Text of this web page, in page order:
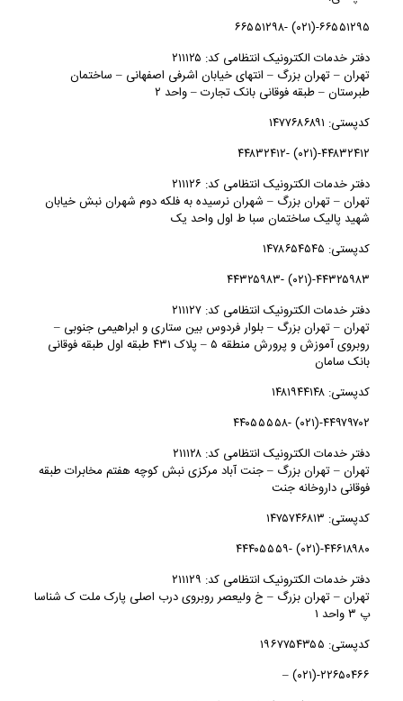
۶۶۵۵۱۲۹۵-(۰۲۱) -۶۶۵۵۱۲۹۸
دفتر خدمات الکترونیک انتظامی کد: ۲۱۱۱۲۵
تهران – تهران بزرگ – انتهای خیابان اشرفی اصفهانی – ساختمان
طبرستان – طبقه فوقانی بانک تجارت – واحد ۲
کدپستی: ۱۴۷۷۶۸۶۸۹۱
۴۴۸۳۲۴۱۲-(۰۲۱) -۴۴۸۳۲۴۱۲
دفتر خدمات الکترونیک انتظامی کد: ۲۱۱۱۲۶
تهران – تهران بزرگ – شهران نرسیده به فلکه دوم شهران نبش خیابان
شهید پالیک ساختمان سبا ط اول واحد یک
کدپستی: ۱۴۷۸۶۵۴۵۴۵
۴۴۳۲۵۹۸۳-(۰۲۱) -۴۴۳۲۵۹۸۳
دفتر خدمات الکترونیک انتظامی کد: ۲۱۱۱۲۷
تهران – تهران بزرگ – بلوار فردوس بین ستاری و ابراهیمی جنوبی –
روبروی آموزش و پرورش منطقه ۵ – پلاک ۴۳۱ طبقه اول طبقه فوقانی
بانک سامان
کدپستی: ۱۴۸۱۹۴۴۱۴۸
۴۴۹۷۹۷۰۲-(۰۲۱) -۴۴۰۵۵۵۵۸
دفتر خدمات الکترونیک انتظامی کد: ۲۱۱۱۲۸
تهران – تهران بزرگ – جنت آباد مرکزی نبش کوچه هفتم مخابرات طبقه
فوقانی داروخانه جنت
کدپستی: ۱۴۷۵۷۴۶۸۱۳
۴۴۶۱۸۹۸۰-(۰۲۱) -۴۴۴۰۵۵۵۹
دفتر خدمات الکترونیک انتظامی کد: ۲۱۱۱۲۹
تهران – تهران بزرگ – خ ولیعصر روبروی درب اصلی پارک ملت ک شناسا
پ ۳ واحد ۱
کدپستی: ۱۹۶۷۷۵۴۳۵۵
۲۲۶۵۰۴۶۶-(۰۲۱) –